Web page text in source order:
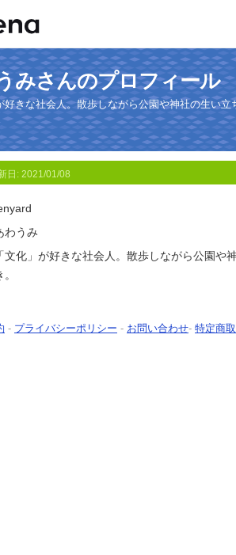
みさんのプロフィール
好きな社会人。散歩しながら公園や神社の生い
日: 2021/01/08
わうみ
「文化」が好きな社会人。散歩しながら公園や
。
- プライバシーポリシー - お問い合わせ- 特定商